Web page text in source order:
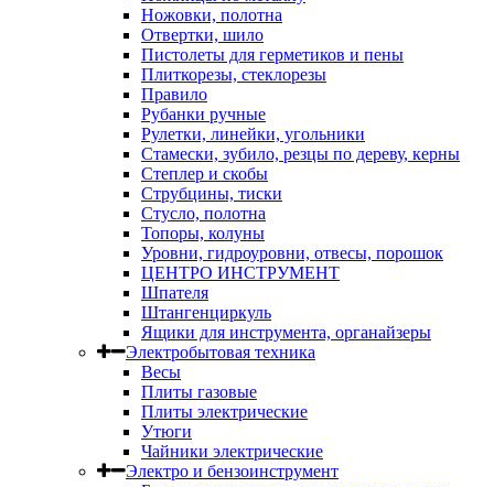
Ножовки, полотна
Отвертки, шило
Пистолеты для герметиков и пены
Плиткорезы, стеклорезы
Правило
Рубанки ручные
Рулетки, линейки, угольники
Стамески, зубило, резцы по дереву, керны
Степлер и скобы
Струбцины, тиски
Стусло, полотна
Топоры, колуны
Уровни, гидроуровни, отвесы, порошок
ЦЕНТРО ИНСТРУМЕНТ
Шпателя
Штангенциркуль
Ящики для инструмента, органайзеры
Электробытовая техника
Весы
Плиты газовые
Плиты электрические
Утюги
Чайники электрические
Электро и бензоинструмент